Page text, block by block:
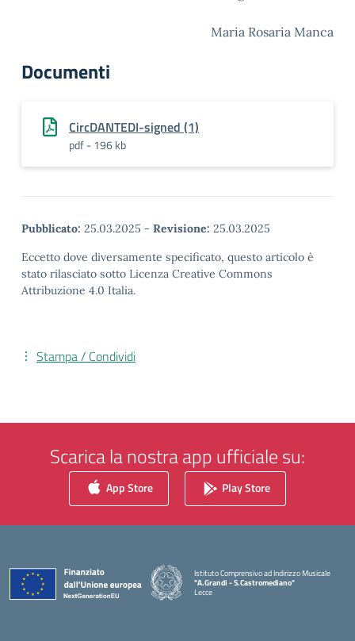
Maria Rosaria Manca
Documenti
CircDANTEDI-signed (1)
pdf - 196 kb
Pubblicato: 25.03.2025 - Revisione: 25.03.2025
Eccetto dove diversamente specificato, questo articolo è
stato rilasciato sotto Licenza Creative Commons
Attribuzione 4.0 Italia.
Stampa / Condividi
Scarica la nostra app ufficiale su:
App Store Play Store
Istituto Comprensivo ad Indirizzo Musicale
"A.Grandi - S.Castromediano"
Lecce